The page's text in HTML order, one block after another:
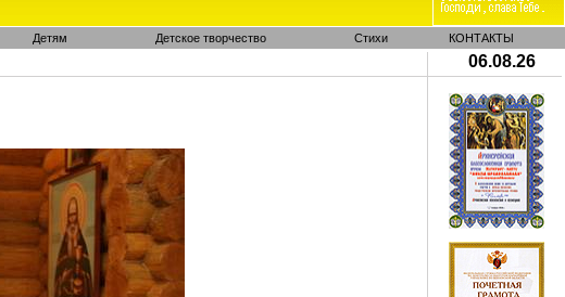
Детям Детское творчество Стихи КОНТАКТЫ
06.08.26